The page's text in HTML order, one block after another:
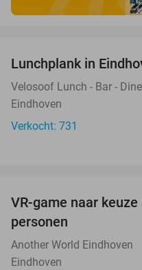
Lunchplank in
Velosoof Lunch - Bar -
Eindhoven
Verkocht: 731
VR-game naar
personen
Another World Eindhoven
Eindhoven